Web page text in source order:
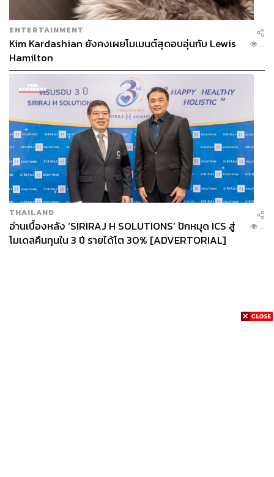
ENTERTAINMENT
Kim Kardashian ยังคงเผยโมเมนต์สุดอบอุ่นกับ Lewis
Hamilton
...
THAILAND
อ่านเบื้องหลัง ‘SIRIRAJ H SOLUTIONS’ ปักหมุด ICS สู่
โมเดลคืนทุนใน 3 ปี รายได้โต 30% [ADVERTORIAL]
...